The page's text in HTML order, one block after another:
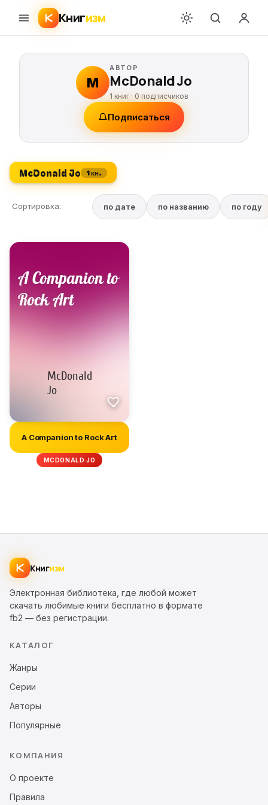
Книгизм
M
АВТОР
McDonald Jo
1 книг ·0 подписчиков
Подписаться
McDonald Jo 1 кн.
Сортировка: по дате по названию по году
A Companion to Rock Art
MCDONALD JO
Книгизм
Электронная библиотека, где любой может
скачать любимые книги бесплатно в формате
fb2 — без регистрации.
КАТАЛОГ
Жанры
Серии
Авторы
Популярные
КОМПАНИЯ
О проекте
Правила